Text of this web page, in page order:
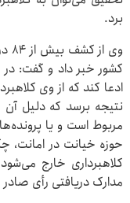
برد.
ادعا کند که از وی
نتیجه برسد که دلیل
مربوط است و یا
حوزه خیانت در امانت،
کلاهبرداری خارج
مدارک دریافتی رأی